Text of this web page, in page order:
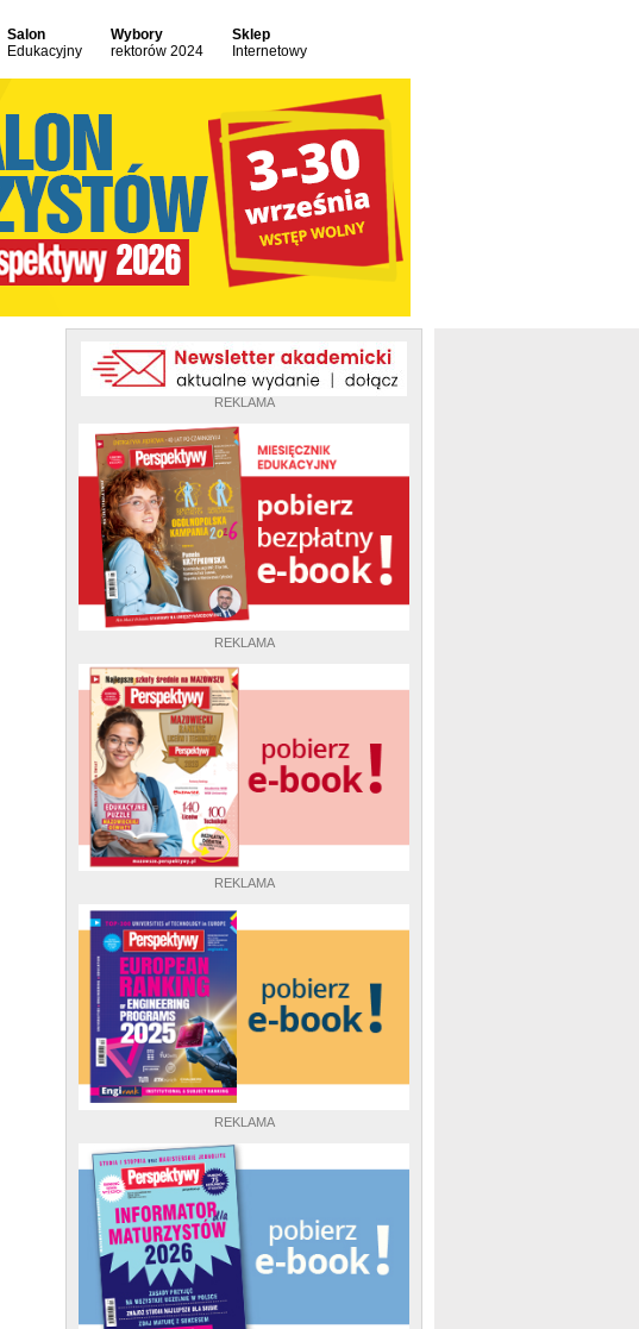
Salon
Edukacyjny
Wybory
rektorów 2024
Sklep
Internetowy
REKLAMA
REKLAMA
REKLAMA
REKLAMA